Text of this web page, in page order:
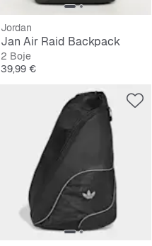
Jordan
Jan Air Raid Backpack
2 Boje
Cijena
39,99 €